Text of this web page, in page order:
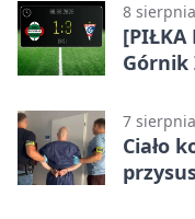
8
[PIŁKA
Górnik
golami
7
Ciało